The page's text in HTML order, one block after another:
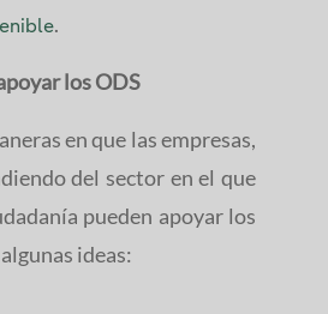
.
los ODS
en que las empresas,
del sector en el que
pueden apoyar los
ideas: